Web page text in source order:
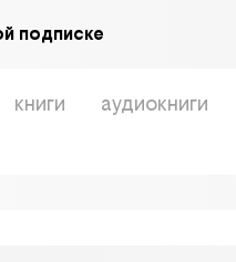
подписке
книги аудиокниги